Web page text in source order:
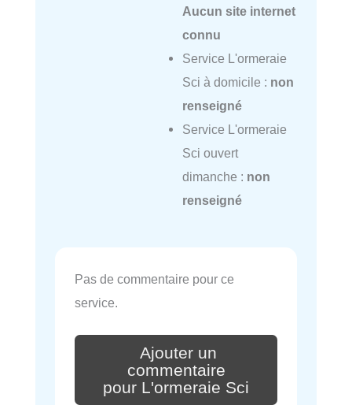
Aucun site internet
connu
Service L'ormeraie
Sci à domicile : non
renseigné
Service L'ormeraie
Sci ouvert
dimanche : non
renseigné
Pas de commentaire pour ce
service.
Ajouter un
commentaire
pour L'ormeraie Sci